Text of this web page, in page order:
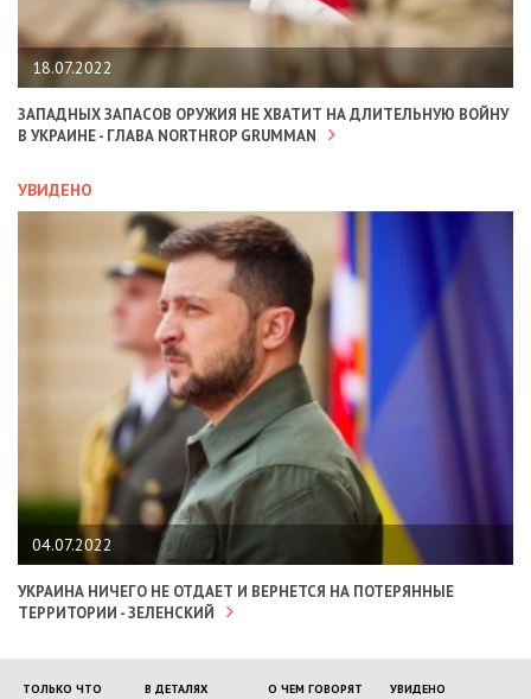
18.07.2022
ЗАПАДНЫХ ЗАПАСОВ ОРУЖИЯ НЕ ХВАТИТ НА ДЛИТЕЛЬНУЮ ВОЙНУ
В УКРАИНЕ - ГЛАВА NORTHROP GRUMMAN
УВИДЕНО
04.07.2022
УКРАИНА НИЧЕГО НЕ ОТДАЕТ И ВЕРНЕТСЯ НА ПОТЕРЯННЫЕ
ТЕРРИТОРИИ - ЗЕЛЕНСКИЙ
ТОЛЬКО ЧТО В ДЕТАЛЯХ О ЧЕМ ГОВОРЯТ УВИДЕНО